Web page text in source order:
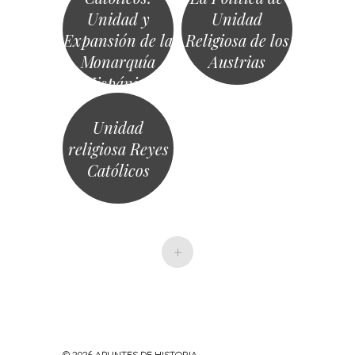
Unidad y
Expansión de la
Monarquía
Hispánica
Unidad
Religiosa de los
Austrias
Unidad
religiosa Reyes
Católicos
+